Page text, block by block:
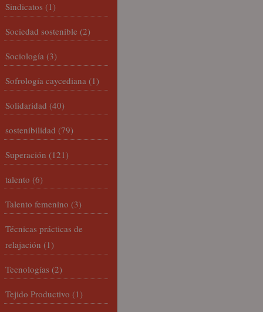
Sindicatos (1)
Sociedad sostenible (2)
Sociología (3)
Sofrología caycediana (1)
Solidaridad (40)
sostenibilidad (79)
Superación (121)
talento (6)
Talento femenino (3)
Técnicas prácticas de
relajación (1)
Tecnologías (2)
Tejido Productivo (1)